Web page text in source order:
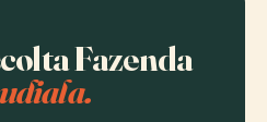
Fazenda